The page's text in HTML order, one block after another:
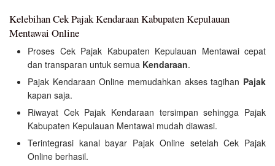
Kelebihan Cek Pajak Kendaraan Kabupaten Kepulauan
Mentawai Online
Proses Cek Pajak Kabupaten Kepulauan Mentawai cepat
dan transparan untuk semua Kendaraan.
Pajak Kendaraan Online memudahkan akses tagihan Pajak
kapan saja.
Riwayat Cek Pajak Kendaraan tersimpan sehingga Pajak
Kabupaten Kepulauan Mentawai mudah diawasi.
Terintegrasi kanal bayar Pajak Online setelah Cek Pajak
Online berhasil.